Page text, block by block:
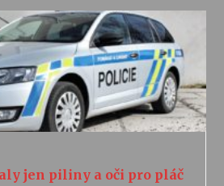
jen piliny a oči pro pláč